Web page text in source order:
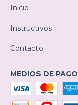
Inicio
Instructivos
Contacto
MEDIOS DE PAGO